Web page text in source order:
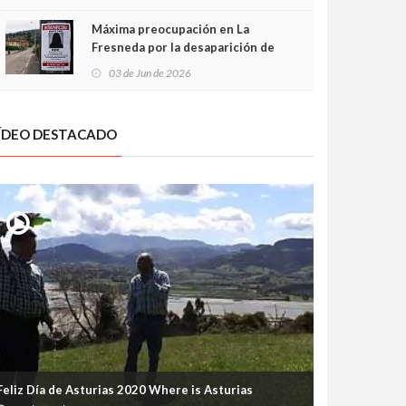
Máxima preocupación en La
Fresneda por la desaparición de
03 de Jun de 2026
DESTACADO
Día de Asturias 2020 Where is Asturias